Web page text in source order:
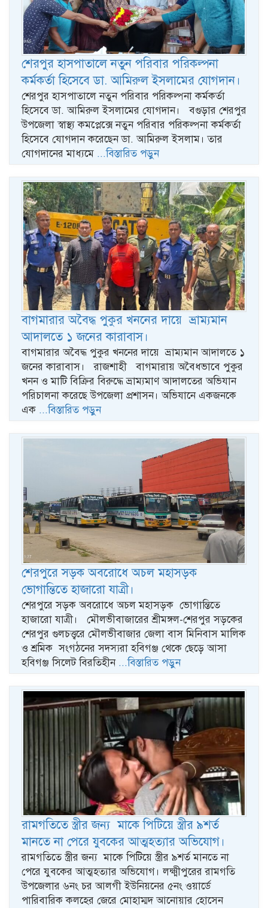
শেরপুর হাসপাতালে নতুন পরিবার পরিকল্পনা
কর্মকর্তা হিসেবে ডা. আমিরুল ইসলামের যোগদান।
শেরপুর হাসপাতালে নতুন পরিবার পরিকল্পনা কর্মকর্তা
হিসেবে ডা. আমিরুল ইসলামের যোগদান। বগুড়ার শেরপুর
উপজেলা স্বাস্থ্য কমপ্লেক্সে নতুন পরিবার পরিকল্পনা কর্মকর্তা
হিসেবে যোগদান করেছেন ডা. আমিরুল ইসলাম। তার
যোগদানের মাধ্যমে ...বিস্তারিত পড়ুন
বাগমারার অবৈদ্ধ পুকুর খননের দায়ে ভ্রাম্যমান
আদালতে ১ জনের কারাবাস।
বাগমারার অবৈদ্ধ পুকুর খননের দায়ে ভ্রাম্যমান আদালতে ১
জনের কারাবাস। রাজশাহী বাগমারায় অবৈধভাবে পুকুর
খনন ও মাটি বিক্রির বিরুদ্ধে ভ্রাম্যমাণ আদালতের অভিযান
পরিচালনা করেছে উপজেলা প্রশাসন। অভিযানে একজনকে
এক ...বিস্তারিত পড়ুন
শেরপুরে সড়ক অবরোধে অচল মহাসড়ক
ভোগান্তিতে হাজারো যাত্রী।
শেরপুরে সড়ক অবরোধে অচল মহাসড়ক ভোগান্তিতে
হাজারো যাত্রী। মৌলভীবাজারের শ্রীমঙ্গল-শেরপুর সড়কের
শেরপুর গুলচত্ত্বরে মৌলভীবাজার জেলা বাস মিনিবাস মালিক
ও শ্রমিক সংগঠনের সদস্যরা হবিগঞ্জ থেকে ছেড়ে আসা
হবিগঞ্জ সিলেট বিরতিহীন ...বিস্তারিত পড়ুন
রামগতিতে স্ত্রীর জন্য মাকে পিটিয়ে স্ত্রীর ৯শর্ত
মানতে না পেরে যুবকের আত্মহত্যার অভিযোগ।
রামগতিতে স্ত্রীর জন্য মাকে পিটিয়ে স্ত্রীর ৯শর্ত মানতে না
পেরে যুবকের আত্মহত্যার অভিযোগ। লক্ষ্মীপুরের রামগতি
উপজেলার ৬নং চর আলগী ইউনিয়নের ৫নং ওয়ার্ডে
পারিবারিক কলহের জেরে মোহাম্মদ আনোয়ার হোসেন